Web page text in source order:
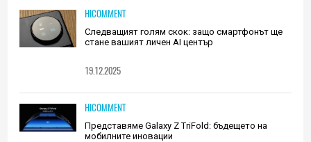
HICOMMENT
Следващият голям скок: защо смартфонът ще
стане вашият личен AI център
19.12.2025
HICOMMENT
Представяме Galaxy Z TriFold: бъдещето на
мобилните иновации